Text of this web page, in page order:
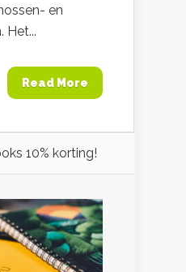
en
Het...
Read More
10% korting!